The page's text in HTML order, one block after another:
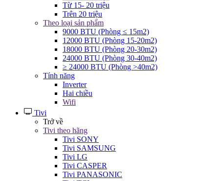
Từ 15- 20 triệu
Trên 20 triệu
Theo loại sản phẩm
9000 BTU (Phòng ≤ 15m2)
12000 BTU (Phòng 15-20m2)
18000 BTU (Phòng 20-30m2)
24000 BTU (Phòng 30-40m2)
≥ 24000 BTU (Phòng >40m2)
Tính năng
Inverter
Hai chiều
Wifi
Tivi
Trở về
Tivi theo hãng
Tivi SONY
Tivi SAMSUNG
Tivi LG
Tivi CASPER
Tivi PANASONIC